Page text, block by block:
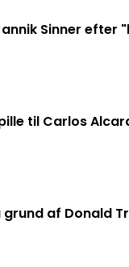
Sinner efter
til Carlos
af Donald